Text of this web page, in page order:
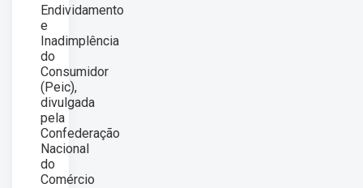
Endividamento
e
Inadimplência
do
Consumidor
(Peic),
divulgada
pela
Confederação
Nacional
do
Comércio